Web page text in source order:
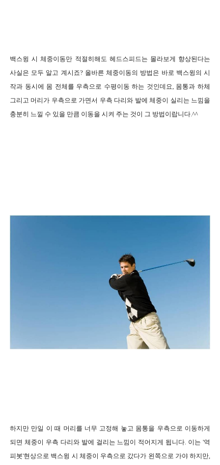
백스윙 시 체중이동만 적절히해도 헤드스피드는 몰라보게 향상된다는
사실은 모두 알고 계시죠? 올바른 체중이동의 방법은 바로 백스윙의 시
작과 동시에 몸 전체를 우측으로 수평이동 하는 것인데요
몸통과 하체
그리고 머리가 우측으로 가면서 우측 다리와 발에 체중이 실리는 느낌을
충분히 느낄 수 있을 만큼 이동을 시켜 주는 것이 그 방법이랍니다 .^^
하지만 만일 이 때 머리를 너무 고정해 놓고 몸통을 우측으로 이동하게
되면 체중이 우측 다리와 발에 걸리는 느낌이 적어지게 됩니다 이는 '역
피봇'현상으로 백스윙 시 체중이 우측으로 갔다가 왼쪽으로 가야 하지만